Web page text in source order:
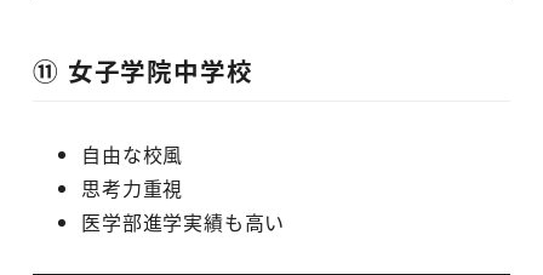
⑪ 女子学院中学校
自由な校風
思考力重視
医学部進学実績も高い